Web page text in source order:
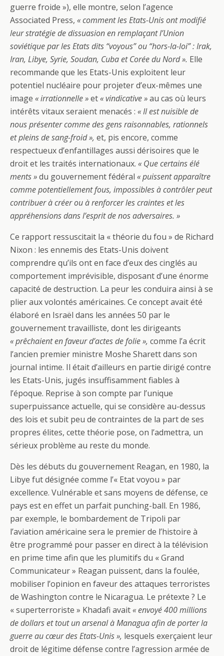
guerre froide »), elle montre, selon l’agence
Associated Press, « comment les Etats-Unis ont modifié
leur stratégie de dissuasion en remplaçant l’Union
soviétique par les Etats dits “voyous” ou “hors-la-loi” : Irak,
Iran, Libye, Syrie, Soudan, Cuba et Corée du Nord ». Elle
recommande que les Etats-Unis exploitent leur
potentiel nucléaire pour projeter d’eux-mêmes une
image « irrationnelle »et« vindicative »au cas où leurs
intérêts vitaux seraient menacés : « Il est nuisible de
nous présenter comme des gens raisonnables, rationnels
et pleins de sang-froid », et, pis encore, comme
respectueux d’enfantillages aussi dérisoires que le
droit et les traités internationaux. « Que certains élé
ments »du gouvernement fédéral « puissent apparaître
comme potentiellement fous, impossibles à contrôler peut
contribuer à créer ou à renforcer les craintes et les
appréhensions dans l’esprit de nos adversaires. »
Ce rapport ressuscitait la « théorie du fou » de Richard
Nixon : les ennemis des Etats-Unis doivent
comprendre qu’ils ont en face d’eux des cinglés au
comportement imprévisible, disposant d’une énorme
capacité de destruction. La peur les conduira ainsi à se
plier aux volontés américaines. Ce concept avait été
élaboré en Israël dans les années 50 par le
gouvernement travailliste, dont les dirigeants
« prêchaient en faveur d’actes de folie », comme l’a écrit
l’ancien premier ministre Moshe Sharett dans son
journal intime. Il était d’ailleurs en partie dirigé contre
les Etats-Unis, jugés insuffisamment fiables à
l’époque. Reprise à son compte par l’unique
superpuissance actuelle, qui se considère au-dessus
des lois et subit peu de contraintes de la part de ses
propres élites, cette théorie pose, on l’admettra, un
sérieux problème au reste du monde.
Dès les débuts du gouvernement Reagan, en 1980, la
Libye fut désignée comme l’« Etat voyou » par
excellence. Vulnérable et sans moyens de défense, ce
pays est en effet un parfait punching-ball. En 1986,
par exemple, le bombardement de Tripoli par
l’aviation américaine sera le premier de l’histoire à
être programmé pour passer en direct à la télévision
en prime time afin que les plumitifs du « Grand
Communicateur » Reagan puissent, dans la foulée,
mobiliser l’opinion en faveur des attaques terroristes
de Washington contre le Nicaragua. Le prétexte ? Le
« superterroriste » Khadafi avait« envoyé 400 millions
de dollars et tout un arsenal à Managua afin de porter la
guerre au cœur des Etats-Unis », lesquels exerçaient leur
droit de légitime défense contre l’agression armée de